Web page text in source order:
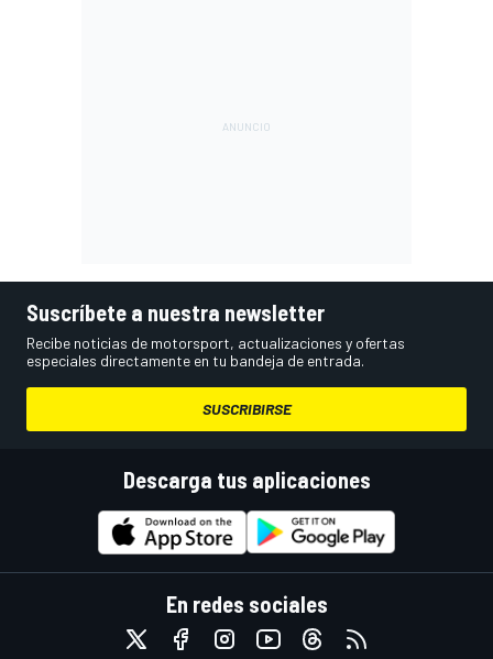
Suscríbete a nuestra newsletter
Recibe noticias de motorsport, actualizaciones y ofertas
especiales directamente en tu bandeja de entrada.
SUSCRIBIRSE
Descarga tus aplicaciones
En redes sociales